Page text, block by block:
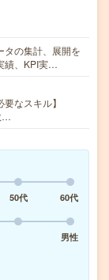
タの集計、展開を
績、KPI実…
なスキル】
…
50代
60代
男性